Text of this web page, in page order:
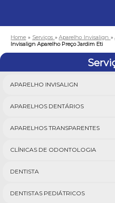
Home » Serviços »Aparelho Invisalign »
Invisalign Aparelho Preço Jardim Eti
APARELHO INVISALIGN
APARELHOS DENTÁRIOS
APARELHOS TRANSPARENTES
CLÍNICAS DE ODONTOLOGIA
DENTISTA
DENTISTAS PEDIÁTRICOS